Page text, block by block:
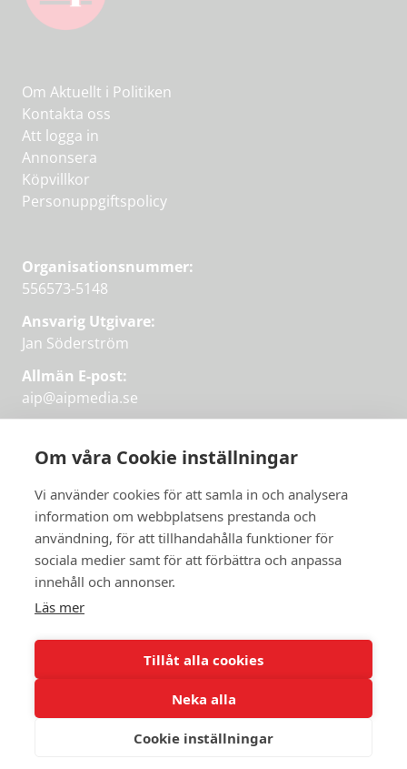
Om våra Cookie inställningar
Vi använder cookies för att samla in och analysera
information om webbplatsens prestanda och
användning, för att tillhandahålla funktioner för
sociala medier samt för att förbättra och anpassa
innehåll och annonser.
Läs mer
Tillåt alla cookies
Neka alla
Cookie inställningar
första månaden
gratis.
PRENUMERERA
Om Aktuellt i Politiken
Kontakta oss
Att logga in
Annonsera
Köpvillkor
Personuppgiftspolicy
Organisationsnummer:
556573-5148
Ansvarig Utgivare:
Jan Söderström
Allmän E-post:
aip@aipmedia.se
aip@flowyinfo.seeller 08-1210 60 40.
Instagram
LinkedIn
Twitter
Facebook
Få veckans bästa
artiklar på mejlen
PRENUMERERA
© 2026 Aktuellt i Politiken.